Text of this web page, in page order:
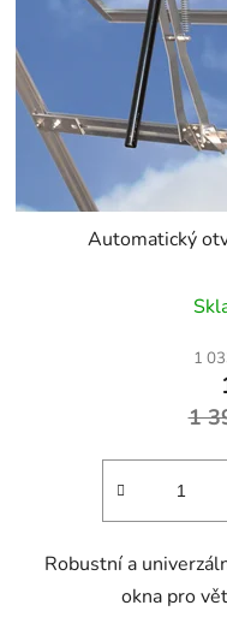
Automatický
1
1
Robustní a
okna pro